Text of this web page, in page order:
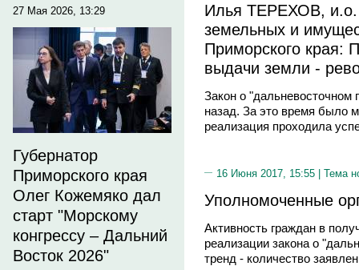
27 Мая 2026, 13:29
Губернатор
Приморского края
Олег Кожемяко дал
старт "Морскому
конгрессу – Дальний
Восток 2026"
Илья ТЕРЕХОВ, и.о.
земельных и
Приморского края:
выдачи земли -
Закон о "дальневосточном
назад. За это время было
реализация проходила
16 Июня 2017, 15:55 | Тема
Уполномоченные
Активность граждан в
реализации закона о
тренд - количество